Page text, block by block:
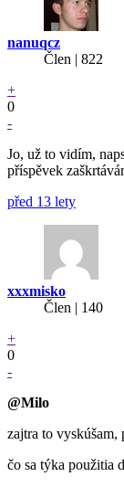
nanuqcz
Člen | 822
+
0
-
Jo, už to vidím,
příspěvek
před 13 lety
xxxmisko
Člen | 140
+
0
-
@Milo
zajtra to vyskúšam,
čo sa týka použitia